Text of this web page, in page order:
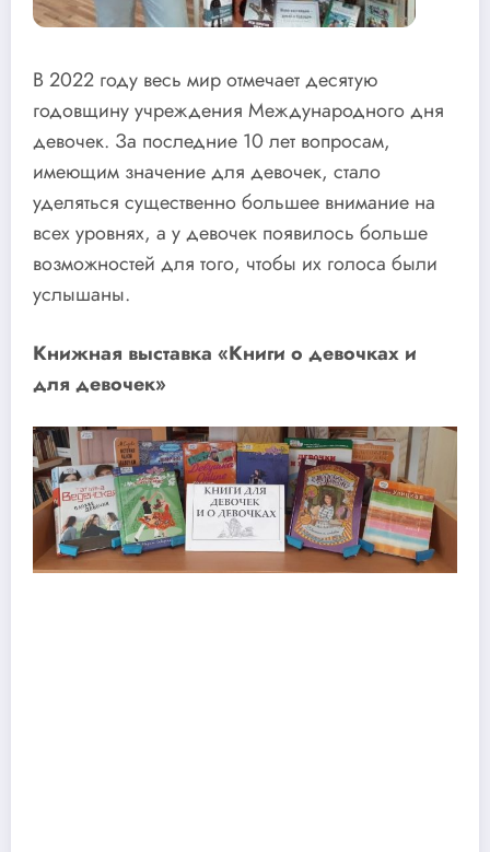
В 2022 году весь мир отмечает десятую
годовщину учреждения Международного дня
девочек. За последние 10 лет вопросам,
имеющим значение для девочек, стало
уделяться существенно большее внимание на
всех уровнях, а у девочек появилось больше
возможностей для того, чтобы их голоса были
услышаны.
Книжная выставка «Книги о девочках и
для девочек»